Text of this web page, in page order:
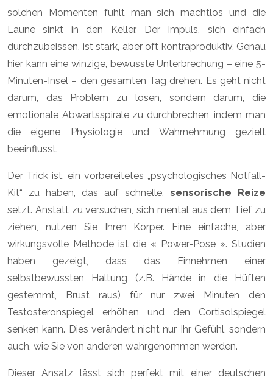
solchen Momenten fühlt man sich machtlos und die
Laune sinkt in den Keller. Der Impuls, sich einfach
durchzubeissen, ist stark, aber oft kontraproduktiv. Genau
hier kann eine winzige, bewusste Unterbrechung – eine 5-
Minuten-Insel – den gesamten Tag drehen. Es geht nicht
darum, das Problem zu lösen, sondern darum, die
emotionale Abwärtsspirale zu durchbrechen, indem man
die eigene Physiologie und Wahrnehmung gezielt
beeinflusst.
Der Trick ist, ein vorbereitetes „psychologisches Notfall-
Kit“ zu haben, das auf schnelle, sensorische Reize
setzt. Anstatt zu versuchen, sich mental aus dem Tief zu
ziehen, nutzen Sie Ihren Körper. Eine einfache, aber
wirkungsvolle Methode ist die « Power-Pose ». Studien
haben gezeigt, dass das Einnehmen einer
selbstbewussten Haltung (z.B. Hände in die Hüften
gestemmt, Brust raus) für nur zwei Minuten den
Testosteronspiegel erhöhen und den Cortisolspiegel
senken kann. Dies verändert nicht nur Ihr Gefühl, sondern
auch, wie Sie von anderen wahrgenommen werden.
Dieser Ansatz lässt sich perfekt mit einer deutschen